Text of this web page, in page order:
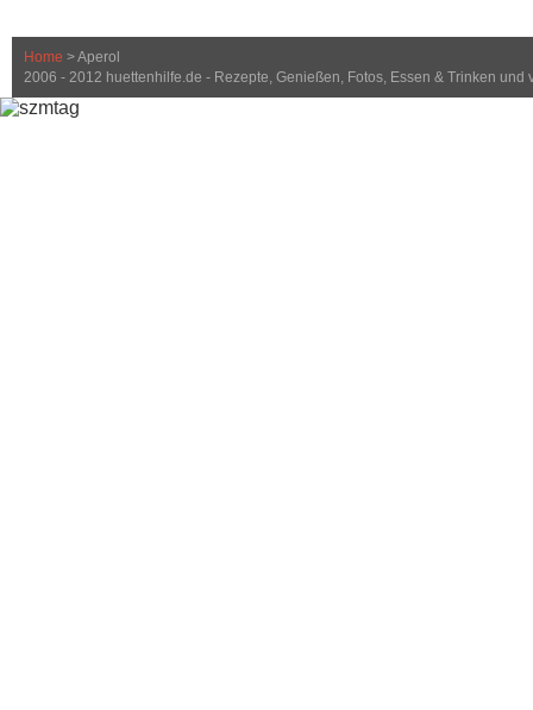
Home > Aperol
2006 - 2012 huettenhilfe.de - Rezepte, Genießen, Fotos, Essen & Trinken und